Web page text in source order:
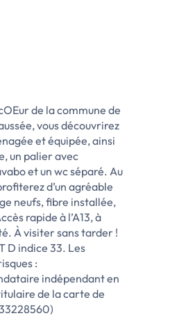
de la commune de
vous découvrirez
et équipée, ainsi
un palier avec
et un wc séparé. Au
d’un agréable
neufs, fibre installée,
rapide à l’A13, à
À visiter sans tarder !
D indice 33. Les
:
indépendant en
de la carte de